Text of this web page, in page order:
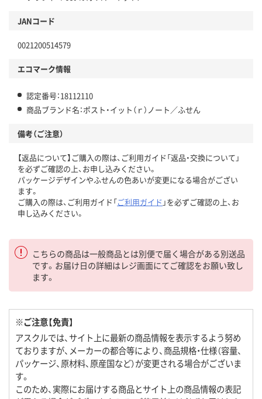
JANコード
0021200514579
エコマーク情報
認定番号：18112110
商品ブランド名：ポスト・イット（ｒ）ノート／ふせん
備考（ご注意）
【返品について】ご購入の際は、ご利用ガイド「返品・交換について」
を必ずご確認の上、お申し込みください。
パッケージデザインやふせんの色あいが変更になる場合がござい
ます。
ご購入の際は、ご利用ガイド「ご利用ガイド 」を必ずご確認の上、お
申し込みください。
こちらの商品は一般商品とは別便で届く場合がある別送品
です。お届け日の詳細はレジ画面にてご確認をお願い致し
ます。
※ご注意【免責】
アスクルでは、サイト上に最新の商品情報を表示するよう努め
ておりますが、メーカーの都合等により、商品規格・仕様（容量、
パッケージ、原材料、原産国など）が変更される場合がございま
す。
このため、実際にお届けする商品とサイト上の商品情報の表記